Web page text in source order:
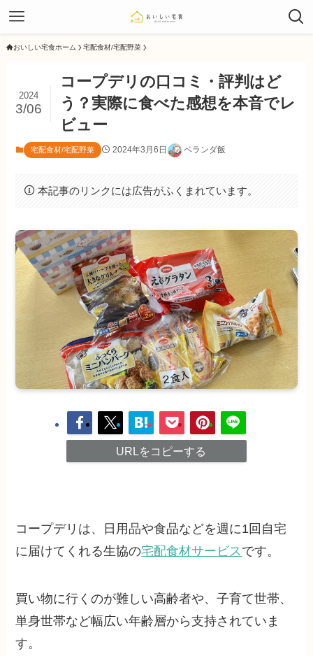
おいしい宅食ホーム 宅配食材/宅配野菜
コープデリの口コミ・評判はど
う？実際に食べた感想を本音でレ
ビュー
2024
3/06
宅配食材/宅配野菜 2024年3月6日 ベランダ飯
本記事のリンクには広告がふくまれています。
URLをコピーする
コープデリは、日用品や食品などを週に1回自宅
に届けてくれる生協の宅配食材サービスです。
買い物に行くのが難しい高齢者や、子育て世帯、
単身世帯など幅広い年齢層から支持されていま
す。